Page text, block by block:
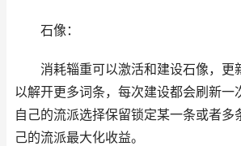
石像：
消耗辎重可以激活和建设石像，更
以解开更多词条，每次建设都会刷新一
自己的流派选择保留锁定某一条或者多
己的流派最大化收益。